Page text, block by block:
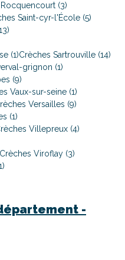
(3)
Saint-cyr-l'École (5)
(1)Crèches Sartrouville (14)
grignon (1)
(9)
Vaux-sur-seine (1)
Versailles (9)
(1)
Villepreux (4)
Crèches Viroflay (3)
-